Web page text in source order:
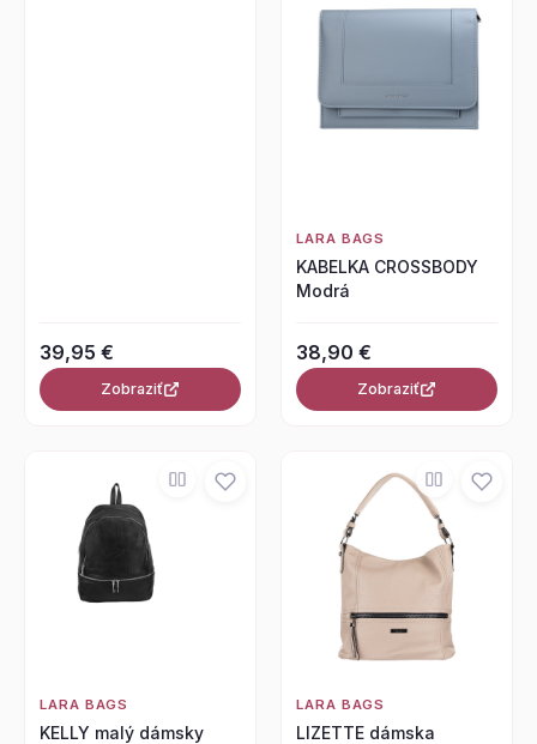
39,95 €
Zobraziť
LARA BAGS
KABELKA CROSSBODY
Modrá
38,90 €
Zobraziť
LARA BAGS
KELLY malý dámsky
LARA BAGS
LIZETTE dámska